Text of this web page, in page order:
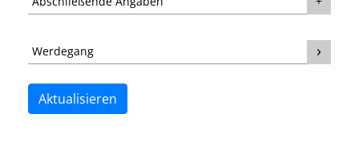
Werdegang
Aktualisieren